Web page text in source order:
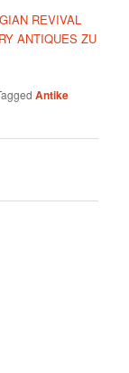
REVIVAL
ANTIQUES ZU
Antike